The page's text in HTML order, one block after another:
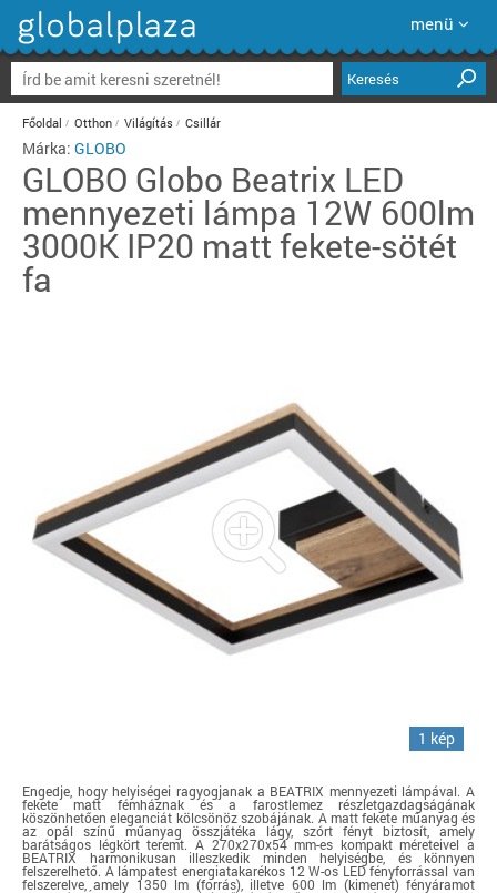
menü
Keresés
Főoldal Otthon Világítás Csillár
Márka: GLOBO
GLOBO Globo Beatrix LED
mennyezeti lámpa 12W 600lm
3000K IP20 matt fekete-sötét
fa
1 kép
Engedje, hogy helyiségei ragyogjanak a BEATRIX mennyezeti lámpával. A
fekete matt fémháznak és a farostlemez részletgazdagságának
köszönhetően eleganciát kölcsönöz szobájának. A matt fekete műanyag és
az opál színű műanyag összjátéka lágy, szórt fényt biztosít, amely
barátságos légkört teremt. A 270x270x54 mm-es kompakt méreteivel a
BEATRIX harmonikusan illeszkedik minden helyiségbe, és könnyen
felszerelhető. A lámpatest energiatakarékos 12 W-os LED fényforrással van
felszerelve, amely 1350 lm (forrás), illetve 600 lm (kimenet) fényáramot